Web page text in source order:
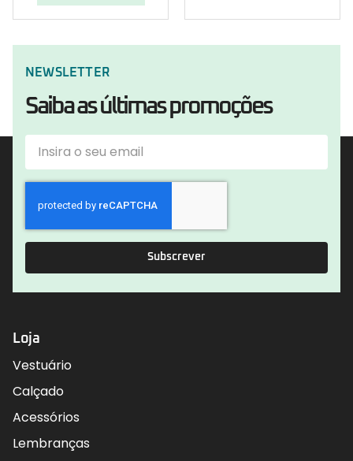
NEWSLETTER
Saiba as últimas promoções
Subscrever
Loja
Vestuário
Calçado
Acessórios
Lembranças